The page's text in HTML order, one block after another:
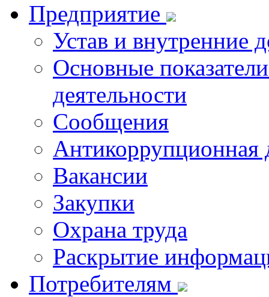
Предприятие
Устав и внутренние
Основные
деятельности
Сообщения
Антикоррупционная
Вакансии
Закупки
Охрана труда
Раскрытие
Потребителям